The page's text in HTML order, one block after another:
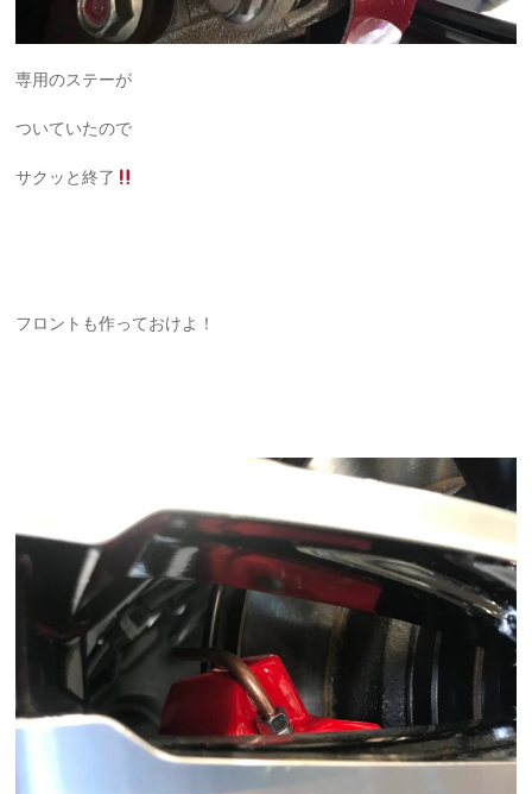
専用のステーが
ついていたので
サクッと終了
フロントも作っておけよ！